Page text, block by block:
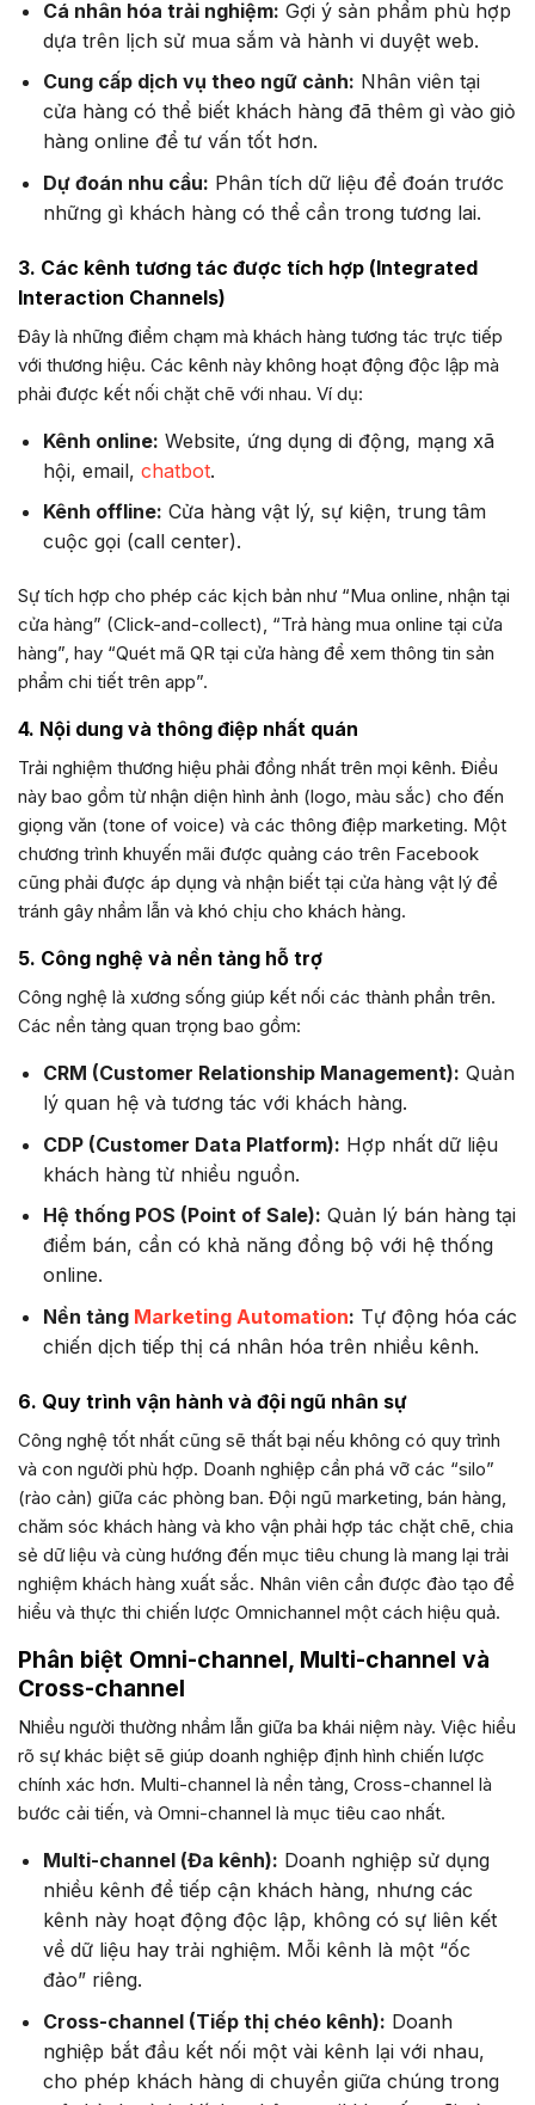
Cá nhân hóa trải nghiệm: Gợi ý sản phẩm phù hợp
dựa trên lịch sử mua sắm và hành vi duyệt web.
Cung cấp dịch vụ theo ngữ cảnh: Nhân viên tại
cửa hàng có thể biết khách hàng đã thêm gì vào giỏ
hàng online để tư vấn tốt hơn.
Dự đoán nhu cầu: Phân tích dữ liệu để đoán trước
những gì khách hàng có thể cần trong tương lai.
3. Các kênh tương tác được tích hợp (Integrated
Interaction Channels)
Đây là những điểm chạm mà khách hàng tương tác trực tiếp
với thương hiệu. Các kênh này không hoạt động độc lập mà
phải được kết nối chặt chẽ với nhau. Ví dụ:
Kênh online: Website, ứng dụng di động, mạng xã
hội, email, chatbot.
Kênh offline: Cửa hàng vật lý, sự kiện, trung tâm
cuộc gọi (call center).
Sự tích hợp cho phép các kịch bản như “Mua online, nhận tại
cửa hàng” (Click-and-collect), “Trả hàng mua online tại cửa
hàng”, hay “Quét mã QR tại cửa hàng để xem thông tin sản
phẩm chi tiết trên app”.
4. Nội dung và thông điệp nhất quán
Trải nghiệm thương hiệu phải đồng nhất trên mọi kênh. Điều
này bao gồm từ nhận diện hình ảnh (logo, màu sắc) cho đến
giọng văn (tone of voice) và các thông điệp marketing. Một
chương trình khuyến mãi được quảng cáo trên Facebook
cũng phải được áp dụng và nhận biết tại cửa hàng vật lý để
tránh gây nhầm lẫn và khó chịu cho khách hàng.
5. Công nghệ và nền tảng hỗ trợ
Công nghệ là xương sống giúp kết nối các thành phần trên.
Các nền tảng quan trọng bao gồm:
CRM (Customer Relationship Management): Quản
lý quan hệ và tương tác với khách hàng.
CDP (Customer Data Platform): Hợp nhất dữ liệu
khách hàng từ nhiều nguồn.
Hệ thống POS (Point of Sale): Quản lý bán hàng tại
điểm bán, cần có khả năng đồng bộ với hệ thống
online.
Nền tảng Marketing Automation: Tự động hóa các
chiến dịch tiếp thị cá nhân hóa trên nhiều kênh.
6. Quy trình vận hành và đội ngũ nhân sự
Công nghệ tốt nhất cũng sẽ thất bại nếu không có quy trình
và con người phù hợp. Doanh nghiệp cần phá vỡ các “silo”
(rào cản) giữa các phòng ban. Đội ngũ marketing, bán hàng,
chăm sóc khách hàng và kho vận phải hợp tác chặt chẽ, chia
sẻ dữ liệu và cùng hướng đến mục tiêu chung là mang lại trải
nghiệm khách hàng xuất sắc. Nhân viên cần được đào tạo để
hiểu và thực thi chiến lược Omnichannel một cách hiệu quả.
Phân biệt Omni-channel, Multi-channel và
Cross-channel
Nhiều người thường nhầm lẫn giữa ba khái niệm này. Việc hiểu
rõ sự khác biệt sẽ giúp doanh nghiệp định hình chiến lược
chính xác hơn. Multi-channel là nền tảng, Cross-channel là
bước cải tiến, và Omni-channel là mục tiêu cao nhất.
Multi-channel (Đa kênh): Doanh nghiệp sử dụng
nhiều kênh để tiếp cận khách hàng, nhưng các
kênh này hoạt động độc lập, không có sự liên kết
về dữ liệu hay trải nghiệm. Mỗi kênh là một “ốc
đảo” riêng.
Cross-channel (Tiếp thị chéo kênh): Doanh
nghiệp bắt đầu kết nối một vài kênh lại với nhau,
cho phép khách hàng di chuyển giữa chúng trong